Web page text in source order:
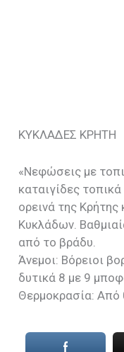
ΚΥΚΛΑΔΕΣ ΚΡΗΤΗ
«Νεφώσεις με
καταιγίδες
ορεινά της
Κυκλάδων.
από το βράδυ.
Άνεμοι: Βόρειοι
δυτικά 8 με 9
Θερμοκρασία: Από